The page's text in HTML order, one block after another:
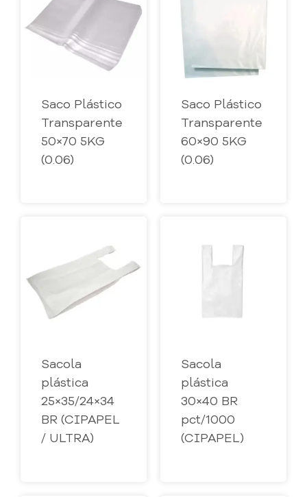
Saco Plástico
Transparente
50×70 5KG
(0.06)
Saco Plástico
Transparente
60×90 5KG
(0.06)
Sacola
plástica
25×35/24×34
BR (CIPAPEL
/ ULTRA)
Sacola
plástica
30×40 BR
pct/1000
(CIPAPEL)